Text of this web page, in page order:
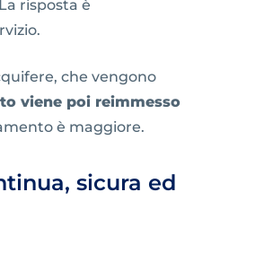
risposta è
che vengono
viene poi reimmesso
è maggiore.
sicura ed